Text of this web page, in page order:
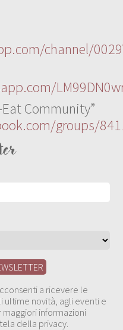
channel/
Community”
groups/
a ricevere le
novità, agli eventi e
informazioni
della privacy.